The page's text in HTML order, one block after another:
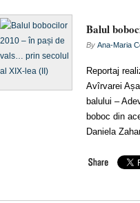
Balul
By Ana-Maria
Reportaj
Avîrvarei
balului –
boboc din
Daniela